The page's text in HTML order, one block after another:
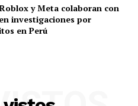
y Meta colaboran con
investigaciones por
en Perú